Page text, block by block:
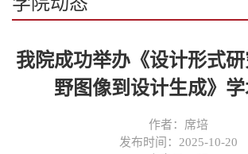
我院成功举办《设计形式
野图像到设计生成》
作者：席培
发布时间：2025-10-20